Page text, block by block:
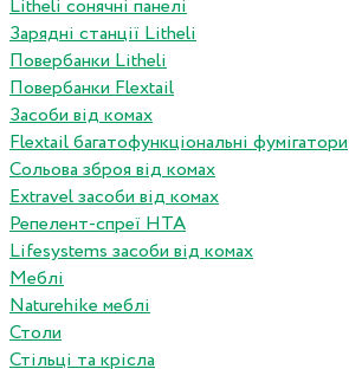
Litheli сонячні панелі
Зарядні станції Litheli
Повербанки Litheli
Повербанки Flextail
Засоби від комах
Flextail багатофункціональні фумігатори
Сольова зброя від комах
Extravel засоби від комах
Репелент-спреї HTA
Lifesystems засоби від комах
Меблі
Naturehike меблі
Столи
Стільці та крісла